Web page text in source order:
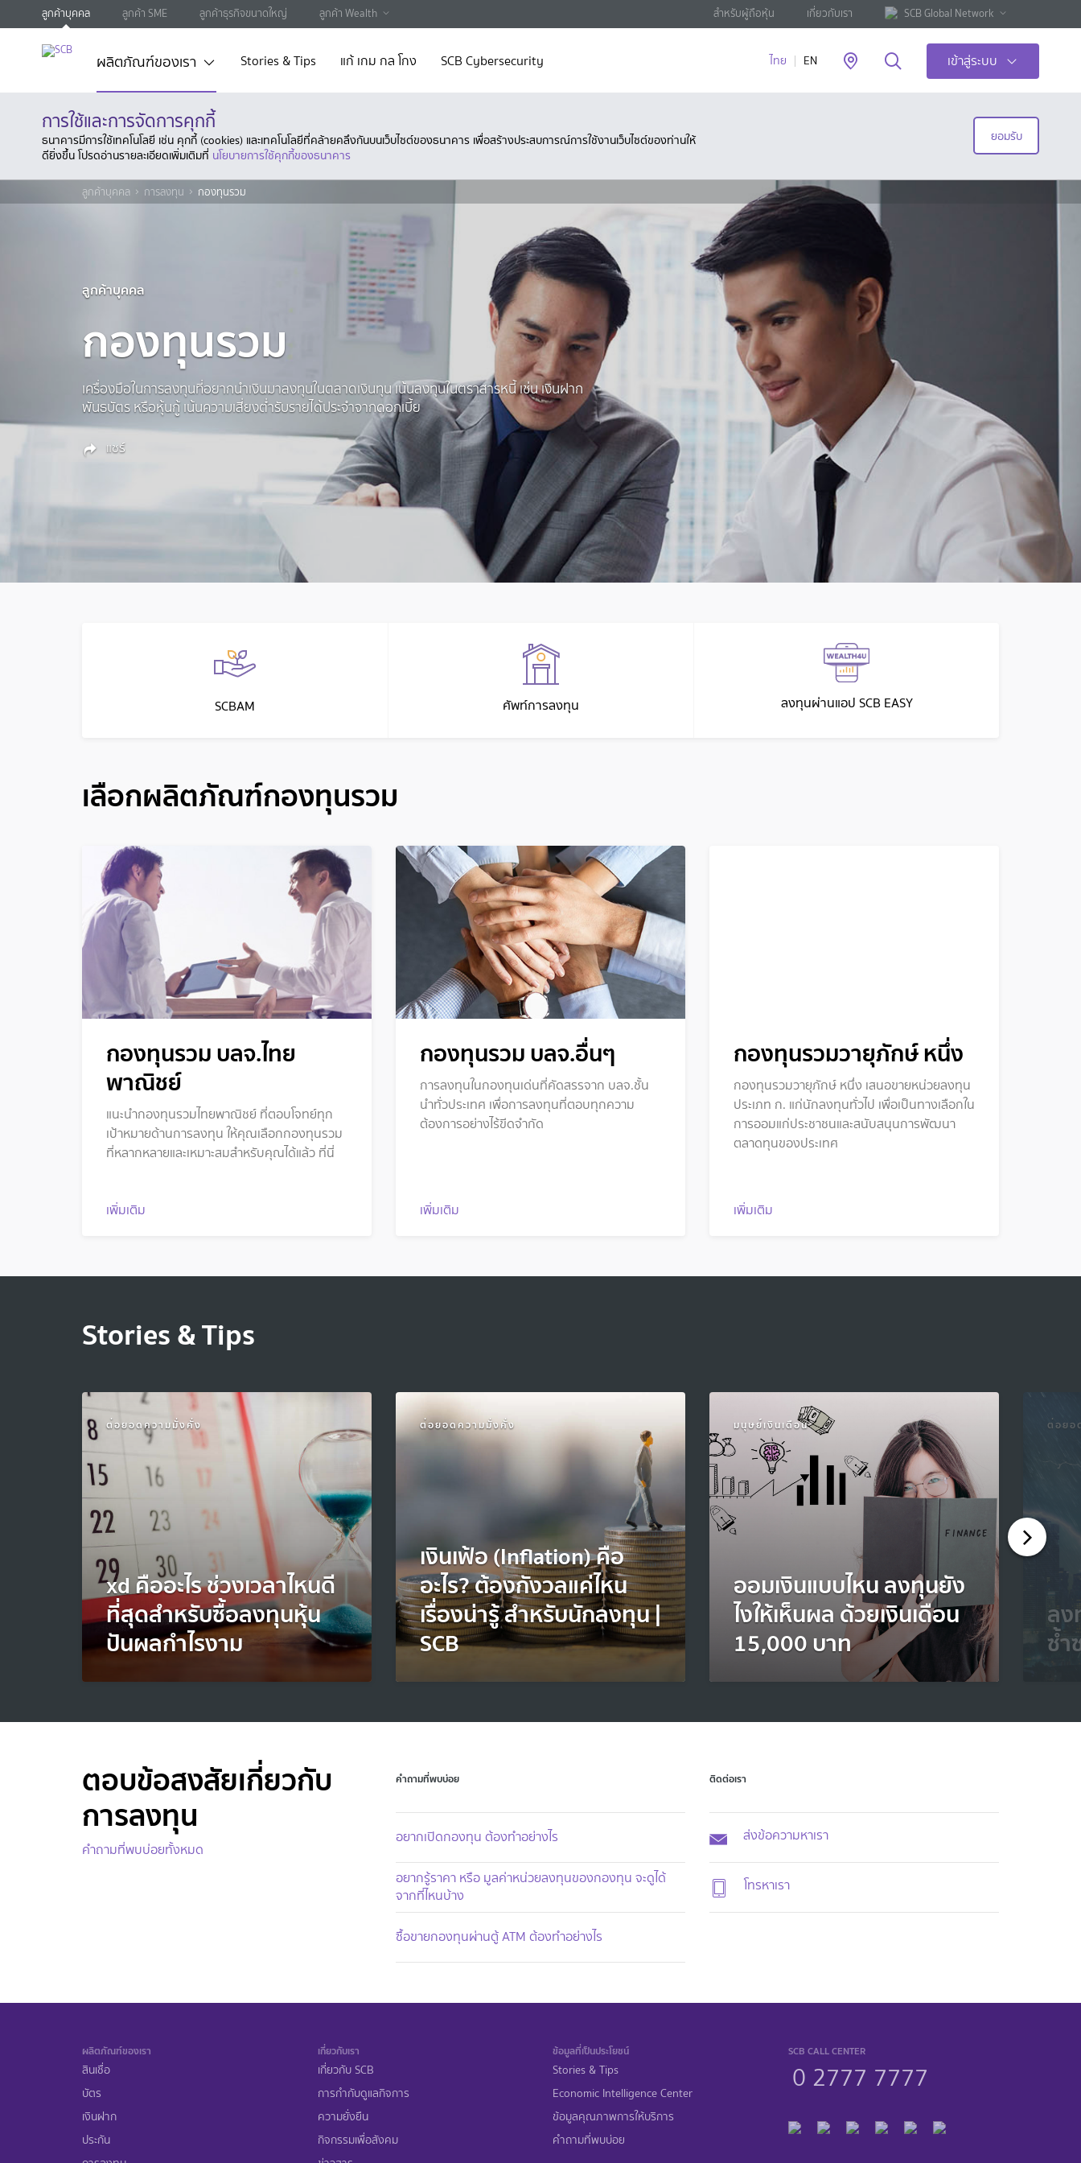
ลูกค้าบุคคล ลูกค้า SME ลูกค้าธุรกิจขนาดใหญ่ ลูกค้า Wealth สำหรับผู้ถือหุ้น เกี่ยวกับเรา SCB Global Network
ผลิตภัณฑ์ของเรา Stories & Tips แก้ เกม กล โกง SCB Cybersecurity ไทย EN เข้าสู่ระบบ
การใช้และการจัดการคุกกี้
ธนาคารมีการใช้เทคโนโลยี เช่น คุกกี้ (cookies) และเทคโนโลยีที่คล้ายคลึงกันบนเว็บไซต์ของธนาคาร เพื่อสร้างประสบการณ์การใช้งานเว็บไซต์ของท่านให้
ดียิ่งขึ้น โปรดอ่านรายละเอียดเพิ่มเติมที่ นโยบายการใช้คุกกี้ของธนาคาร
ยอมรับ
ลูกค้าบุคคล การลงทุน กองทุนรวม
ลูกค้าบุคคล
กองทุนรวม
เครื่องมือในการลงทุนที่อยากนำเงินมาลงทุนในตลาดเงินทุน เน้นลงทุนในตราสารหนี้ เช่น เงินฝาก
พันธบัตร หรือหุ้นกู้ เน้นความเสี่ยงต่ำรับรายได้ประจำจากดอกเบี้ย
แชร์
SCBAM ศัพท์การลงทุน ลงทุนผ่านแอป SCB EASY
เลือกผลิตภัณฑ์กองทุนรวม
กองทุนรวม บลจ.ไทย
พาณิชย์
แนะนำกองทุนรวมไทยพาณิชย์ ที่ตอบโจทย์ทุก
เป้าหมายด้านการลงทุน ให้คุณเลือกกองทุนรวม
ที่หลากหลายและเหมาะสมสำหรับคุณได้แล้ว ที่นี่
เพิ่มเติม
กองทุนรวม บลจ.อื่นๆ
การลงทุนในกองทุนเด่นที่คัดสรรจาก บลจ.ชั้น
นำทั่วประเทศ เพื่อการลงทุนที่ตอบทุกความ
ต้องการอย่างไร้ขีดจำกัด
เพิ่มเติม
กองทุนรวมวายุภักษ์ หนึ่ง
กองทุนรวมวายุภักษ์ หนึ่ง เสนอขายหน่วยลงทุน
ประเภท ก. แก่นักลงทุนทั่วไป เพื่อเป็นทางเลือกใน
การออมแก่ประชาชนและสนับสนุนการพัฒนา
ตลาดทุนของประเทศ
เพิ่มเติม
Stories & Tips
ต่อยอดความมั่งคั่ง
xd คืออะไร ช่วงเวลาไหนดี
ที่สุดสำหรับซื้อลงทุนหุ้น
ปันผลกำไรงาม
ต่อยอดความมั่งคั่ง
เงินเฟ้อ (Inflation) คือ
อะไร? ต้องกังวลแค่ไหน
เรื่องน่ารู้ สำหรับนักลงทุน |
SCB
มนุษย์เงินเดือน
ออมเงินแบบไหน ลงทุนยัง
ไงให้เห็นผล ด้วยเงินเดือน
15,000 บาท
ต่อยอ
ลง
ซ้ำ
ตอบข้อสงสัยเกี่ยวกับ
การลงทุน
คำถามที่พบบ่อยทั้งหมด
คำถามที่พบบ่อย
อยากเปิดกองทุน ต้องทำอย่างไร
อยากรู้ราคา หรือ มูลค่าหน่วยลงทุนของกองทุน จะดูได้
จากที่ไหนบ้าง
ซื้อขายกองทุนผ่านตู้ ATM ต้องทำอย่างไร
ติดต่อเรา
ส่งข้อความหาเรา
โทรหาเรา
ผลิตภัณฑ์ของเรา
สินเชื่อ
บัตร
เงินฝาก
ประกัน
เกี่ยวกับเรา
เกี่ยวกับ SCB
การกำกับดูแลกิจการ
ความยั่งยืน
กิจกรรมเพื่อสังคม
ข้อมูลที่เป็นประโยชน์
Stories & Tips
Economic Intelligence Center
ข้อมูลคุณภาพการให้บริการ
คำถามที่พบบ่อย
SCB CALL CENTER
0 2777 7777